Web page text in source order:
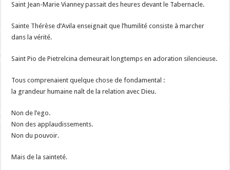
Saint Jean-Marie Vianney passait des heures devant le Tabernacle.
Sainte Thérèse d’Avila enseignait que l’humilité consiste à marcher
dans la vérité.
Saint Pio de Pietrelcina demeurait longtemps en adoration silencieuse.
Tous comprenaient quelque chose de fondamental :
la grandeur humaine naît de la relation avec Dieu.
Non de l’ego.
Non des applaudissements.
Non du pouvoir.
Mais de la sainteté.